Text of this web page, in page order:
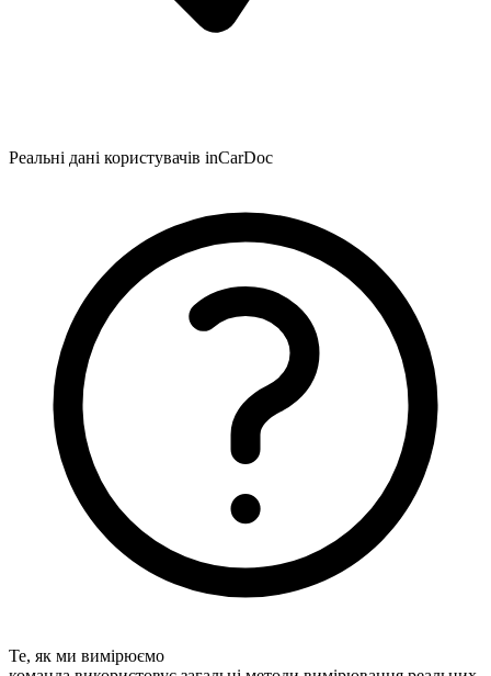
Реальні дані користувачів inCarDoc
Те, як ми вимірюємо